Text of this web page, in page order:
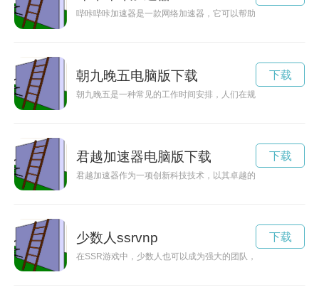
哔咔哔咔加速器是一款网络加速器，它可以帮助您轻松解决网
朝九晚五电脑版下载
朝九晚五是一种常见的工作时间安排，人们在规定的时间内劳
下载
君越加速器电脑版下载
君越加速器作为一项创新科技技术，以其卓越的性能和出色的
下载
少数人ssrvnp
在SSR游戏中，少数人也可以成为强大的团队，成功走红毯。
下载